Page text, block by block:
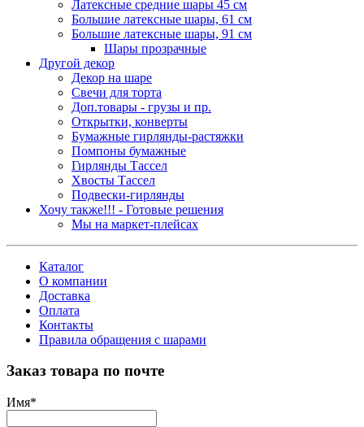
Латексные средние шары 45 см
Большие латексные шары, 61 см
Большие латексные шары, 91 см
Шары прозрачные
Другой декор
Декор на шаре
Свечи для торта
Доп.товары - грузы и пр.
Открытки, конверты
Бумажные гирлянды-растяжки
Помпоны бумажные
Гирлянды Тассел
Хвосты Тассел
Подвески-гирлянды
Хочу также!!! - Готовые решения
Мы на маркет-плейсах
Каталог
О компании
Доставка
Оплата
Контакты
Правила обращения с шарами
Заказ товара по почте
Имя*